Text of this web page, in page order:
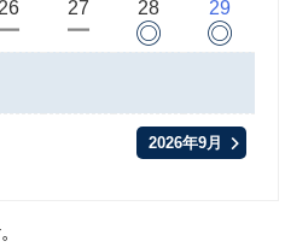
26 27
ー
28
◎
29
◎
2026年9月